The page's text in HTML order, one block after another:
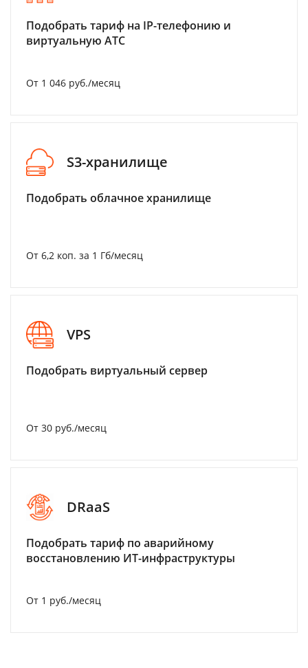
Подобрать тариф на IP-телефонию и
виртуальную АТС
От 1 046 руб./месяц
S3-хранилище
Подобрать облачное хранилище
От 6,2 коп. за 1 Гб/месяц
VPS
Подобрать виртуальный сервер
От 30 руб./месяц
DRaaS
Подобрать тариф по аварийному
восстановлению ИТ-инфраструктуры
От 1 руб./месяц